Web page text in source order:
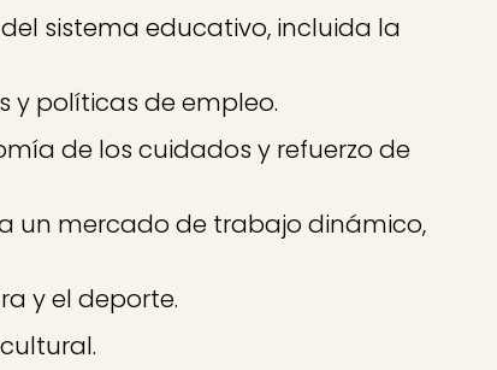
sistema educativo, incluida la
y políticas de empleo.
de los cuidados y refuerzo de
un mercado de trabajo dinámico,
y el deporte.